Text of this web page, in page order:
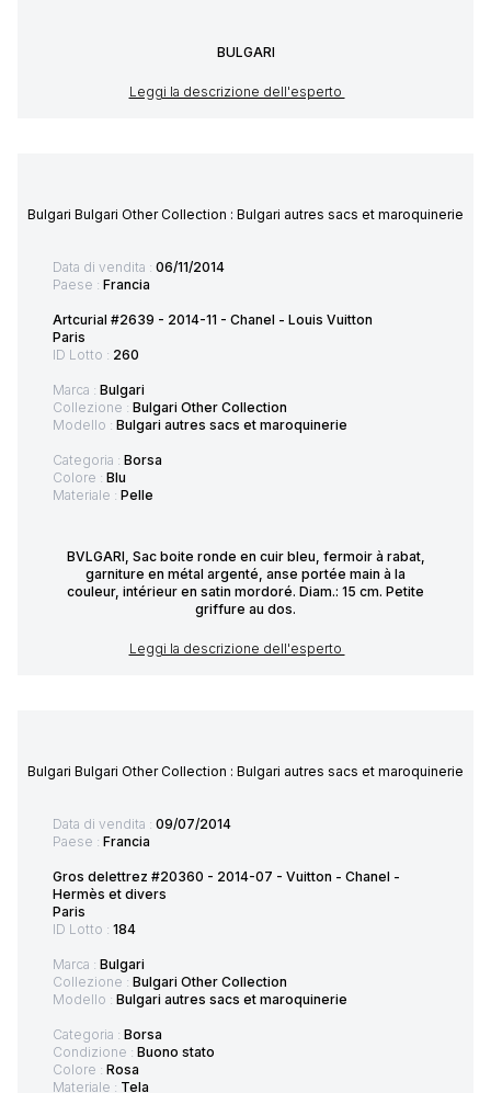
BULGARI
Leggi la descrizione dell'esperto
Bulgari Bulgari Other Collection : Bulgari autres sacs et maroquinerie
Data di vendita : 06/11/2014
Paese : Francia
Artcurial #2639 - 2014-11 - Chanel - Louis Vuitton
Paris
ID Lotto : 260
Marca : Bulgari
Collezione : Bulgari Other Collection
Modello : Bulgari autres sacs et maroquinerie
Categoria : Borsa
Colore : Blu
Materiale : Pelle
BVLGARI, Sac boite ronde en cuir bleu, fermoir à rabat,
garniture en métal argenté, anse portée main à la
couleur, intérieur en satin mordoré. Diam.: 15 cm. Petite
griffure au dos.
Leggi la descrizione dell'esperto
Bulgari Bulgari Other Collection : Bulgari autres sacs et maroquinerie
Data di vendita : 09/07/2014
Paese : Francia
Gros delettrez #20360 - 2014-07 - Vuitton - Chanel -
Hermès et divers
Paris
ID Lotto : 184
Marca : Bulgari
Collezione : Bulgari Other Collection
Modello : Bulgari autres sacs et maroquinerie
Categoria : Borsa
Condizione : Buono stato
Colore : Rosa
Materiale : Tela